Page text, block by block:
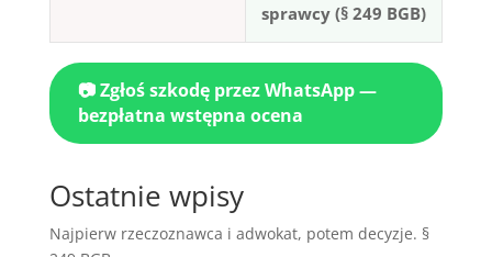
sprawcy (§ 249 BGB)
📷 Zgłoś szkodę przez WhatsApp —
bezpłatna wstępna ocena
Ostatnie wpisy
Najpierw rzeczoznawca i adwokat, potem decyzje. §